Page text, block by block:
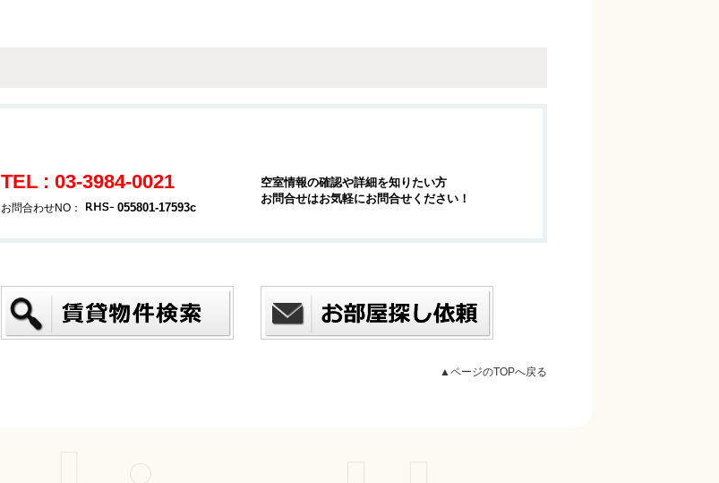
TEL : 03-3984-0021
お問合わせNO： 055801-17593c
空室情報の確認や詳細を知りたい方
お問合せはお気軽にお問合せください！
▲ページのTOPへ戻る